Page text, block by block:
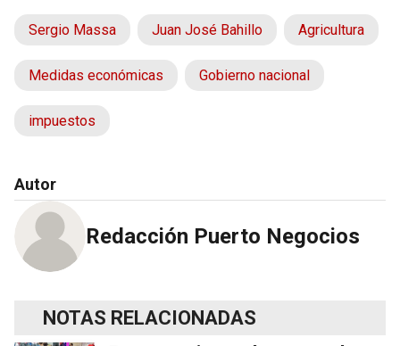
Sergio Massa Juan José Bahillo Agricultura
Medidas económicas Gobierno nacional
impuestos
Autor
Redacción Puerto Negocios
NOTAS RELACIONADAS